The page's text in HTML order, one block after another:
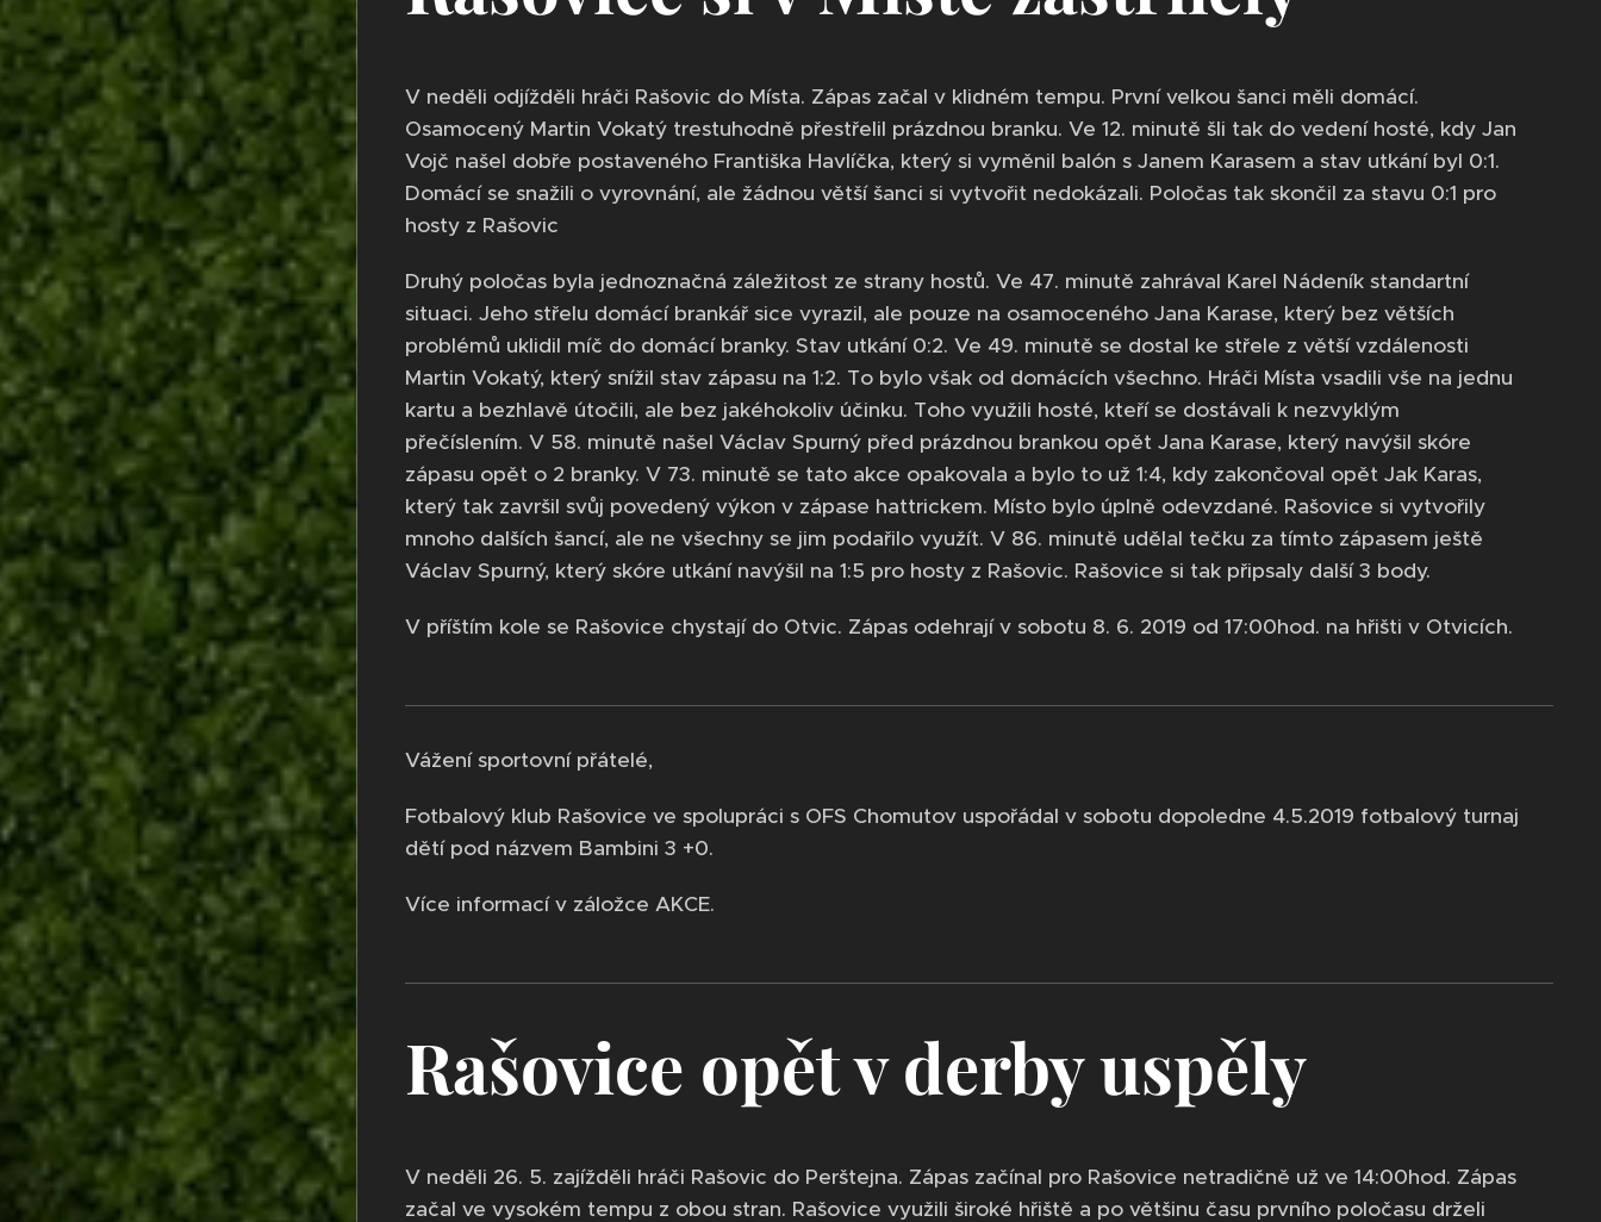
V neděli odjížděli hráči Rašovic do Místa. Zápas začal v klidném tempu. První velkou šanci měli domácí.
Osamocený Martin Vokatý trestuhodně přestřelil prázdnou branku. Ve 12. minutě šli tak do vedení hosté, kdy Jan
Vojč našel dobře postaveného Františka Havlíčka, který si vyměnil balón s Janem Karasem a stav utkání byl 0:1.
Domácí se snažili o vyrovnání, ale žádnou větší šanci si vytvořit nedokázali. Poločas tak skončil za stavu 0:1 pro
hosty z Rašovic
Druhý poločas byla jednoznačná záležitost ze strany hostů. Ve 47. minutě zahrával Karel Nádeník standartní
situaci. Jeho střelu domácí brankář sice vyrazil, ale pouze na osamoceného Jana Karase, který bez větších
problémů uklidil míč do domácí branky. Stav utkání 0:2. Ve 49. minutě se dostal ke střele z větší vzdálenosti
Martin Vokatý, který snížil stav zápasu na 1:2. To bylo však od domácích všechno. Hráči Místa vsadili vše na jednu
kartu a bezhlavě útočili, ale bez jakéhokoliv účinku. Toho využili hosté, kteří se dostávali k nezvyklým
přečíslením. V 58. minutě našel Václav Spurný před prázdnou brankou opět Jana Karase, který navýšil skóre
zápasu opět o 2 branky. V 73. minutě se tato akce opakovala a bylo to už 1:4, kdy zakončoval opět Jak Karas,
který tak završil svůj povedený výkon v zápase hattrickem. Místo bylo úplně odevzdané. Rašovice si vytvořily
mnoho dalších šancí, ale ne všechny se jim podařilo využít. V 86. minutě udělal tečku za tímto zápasem ještě
Václav Spurný, který skóre utkání navýšil na 1:5 pro hosty z Rašovic. Rašovice si tak připsaly další 3 body.
V příštím kole se Rašovice chystají do Otvic. Zápas odehrají v sobotu 8. 6. 2019 od 17:00hod. na hřišti v Otvicích.
Vážení sportovní přátelé,
Fotbalový klub Rašovice ve spolupráci s OFS Chomutov uspořádal v sobotu dopoledne 4.5.2019 fotbalový turnaj
dětí pod názvem Bambini 3 +0.
Více informací v záložce AKCE.
Rašovice opět v derby uspěly
V neděli 26. 5. zajížděli hráči Rašovic do Perštejna. Zápas začínal pro Rašovice netradičně už ve 14:00hod. Zápas
začal ve vysokém tempu z obou stran. Rašovice využili široké hřiště a po většinu času prvního poločasu drželi